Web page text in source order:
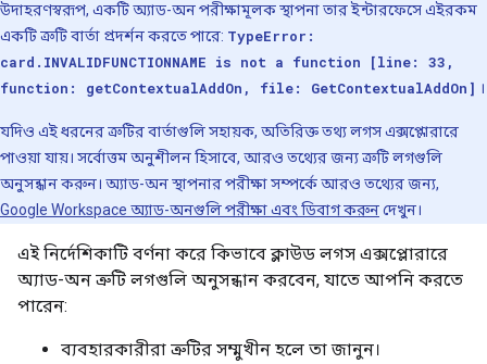
উদাহরণস্বরূপ, একটি অ্যাড-অন পরীক্ষামূলক স্থাপনা তার ইন্টারফেসে এইরকম
একটি ত্রুটি বার্তা প্রদর্শন করতে পারে: TypeError:
card.INVALIDFUNCTIONNAME is not a function [line: 33,
function: getContextualAddOn, file: GetContextualAddOn] ।
যদিও এই ধরনের ত্রুটির বার্তাগুলি সহায়ক, অতিরিক্ত তথ্য লগস এক্সপ্লোরারে
পাওয়া যায়। সর্বোত্তম অনুশীলন হিসাবে, আরও তথ্যের জন্য ত্রুটি লগগুলি
অনুসন্ধান করুন। অ্যাড-অন স্থাপনার পরীক্ষা সম্পর্কে আরও তথ্যের জন্য,
Google Workspace অ্যাড-অনগুলি পরীক্ষা এবং ডিবাগ করুনদেখুন।
এই নির্দেশিকাটি বর্ণনা করে কিভাবে ক্লাউড লগস এক্সপ্লোরারে
অ্যাড-অন ত্রুটি লগগুলি অনুসন্ধান করবেন, যাতে আপনি করতে
পারেন:
ব্যবহারকারীরা ত্রুটির সম্মুখীন হলে তা জানুন।